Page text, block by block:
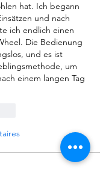
hat. Ich begann
und nach
ich endlich einen
Die Bedienung
und es ist
um
einem langen Tag